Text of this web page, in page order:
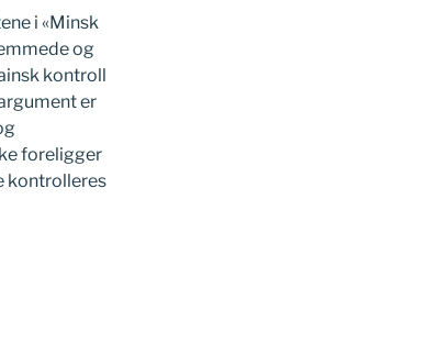
i «Minsk
og
kontroll
er
foreligger
kontrolleres